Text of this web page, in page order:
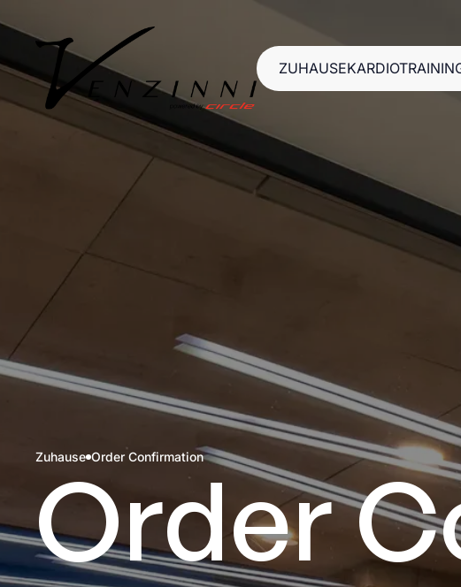
ZUHAUSE
ZUHAUSE
Zuhause Order Confirmation
Order